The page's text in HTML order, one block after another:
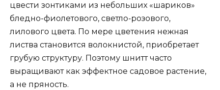
цвести зонтиками из небольших «шариков»
бледно-фиолетового, светло-розового,
лилового цвета. По мере цветения нежная
листва становится волокнистой, приобретает
грубую структуру. Поэтому шнитт часто
выращивают как эффектное садовое растение,
а не пряность.